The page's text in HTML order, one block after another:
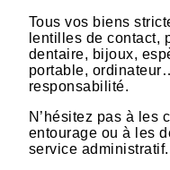
Tous vos biens
lentilles de contact,
dentaire, bijoux,
portable,
responsabilité.
N’hésitez pas à les
entourage ou à les
service administratif.